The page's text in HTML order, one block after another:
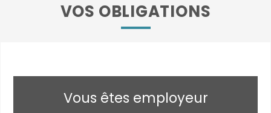
VOS OBLIGATIONS
Vous êtes employeur